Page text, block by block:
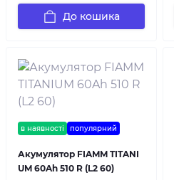
До кошика
в наявності популярний
Акумулятор FIAMM TITANI
UM 60Ah 510 R (L2 60)